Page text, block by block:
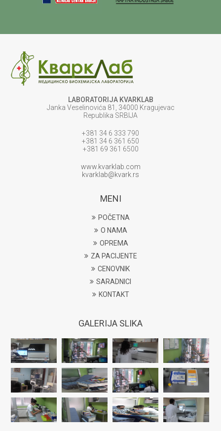
LABORATORIJA KVARKLAB
Janka Veselinovića 81, 34000 Kragujevac
Republika SRBIJA
+381 34 6 333 790
+381 34 6 361 650
+381 69 361 6500
www.kvarklab.com
kvarklab@kvark.rs
MENI
POČETNA
O NAMA
OPREMA
ZA PACIJENTE
CENOVNIK
SARADNICI
KONTAKT
GALERIJA SLIKA